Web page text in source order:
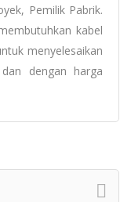
Pemilik Pabrik.
kabel
menyelesaikan
dengan harga